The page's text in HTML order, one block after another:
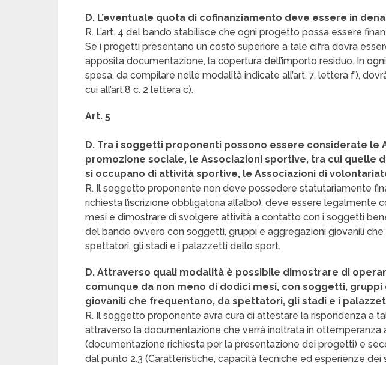
D. L’eventuale quota di cofinanziamento deve essere in
R. L’art. 4 del bando stabilisce che ogni progetto possa essere
Se i progetti presentano un costo superiore a tale cifra dovrà
apposita documentazione, la copertura dell’importo residuo. In
spesa, da compilare nelle modalità indicate all’art. 7, lettera f),
cui all’art.8 c. 2 lettera c).
Art. 5
D. Tra i soggetti proponenti possono essere considerate le
promozione sociale, le Associazioni sportive, tra cui quelle
si occupano di attività sportive, le Associazioni di
R. Il soggetto proponente non deve possedere statutariamente
richiesta l’iscrizione obbligatoria all’albo), deve essere legalmente
mesi e dimostrare di svolgere attività a contatto con i soggetti
del bando ovvero con soggetti, gruppi e aggregazioni giovanili
spettatori, gli stadi e i palazzetti dello sport.
D. Attraverso quali modalità è possibile dimostrare di
comunque da non meno di dodici mesi, con soggetti,
giovanili che frequentano, da spettatori, gli stadi e i
R. Il soggetto proponente avrà cura di attestare la rispondenza a
attraverso la documentazione che verrà inoltrata in ottemperanza
(documentazione richiesta per la presentazione dei progetti) e
dal punto 2.3 (Caratteristiche, capacità tecniche ed esperienze